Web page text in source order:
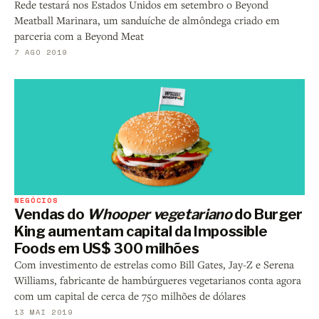
Rede testará nos Estados Unidos em setembro o Beyond
Meatball Marinara, um sanduíche de almôndega criado em
parceria com a Beyond Meat
7 AGO 2019
NEGÓCIOS
Vendas do Whooper vegetarianodo Burger
King aumentam capital da Impossible
Foods em US$ 300 milhões
Com investimento de estrelas como Bill Gates, Jay-Z e Serena
Williams, fabricante de hambúrgueres vegetarianos conta agora
com um capital de cerca de 750 milhões de dólares
13 MAI 2019